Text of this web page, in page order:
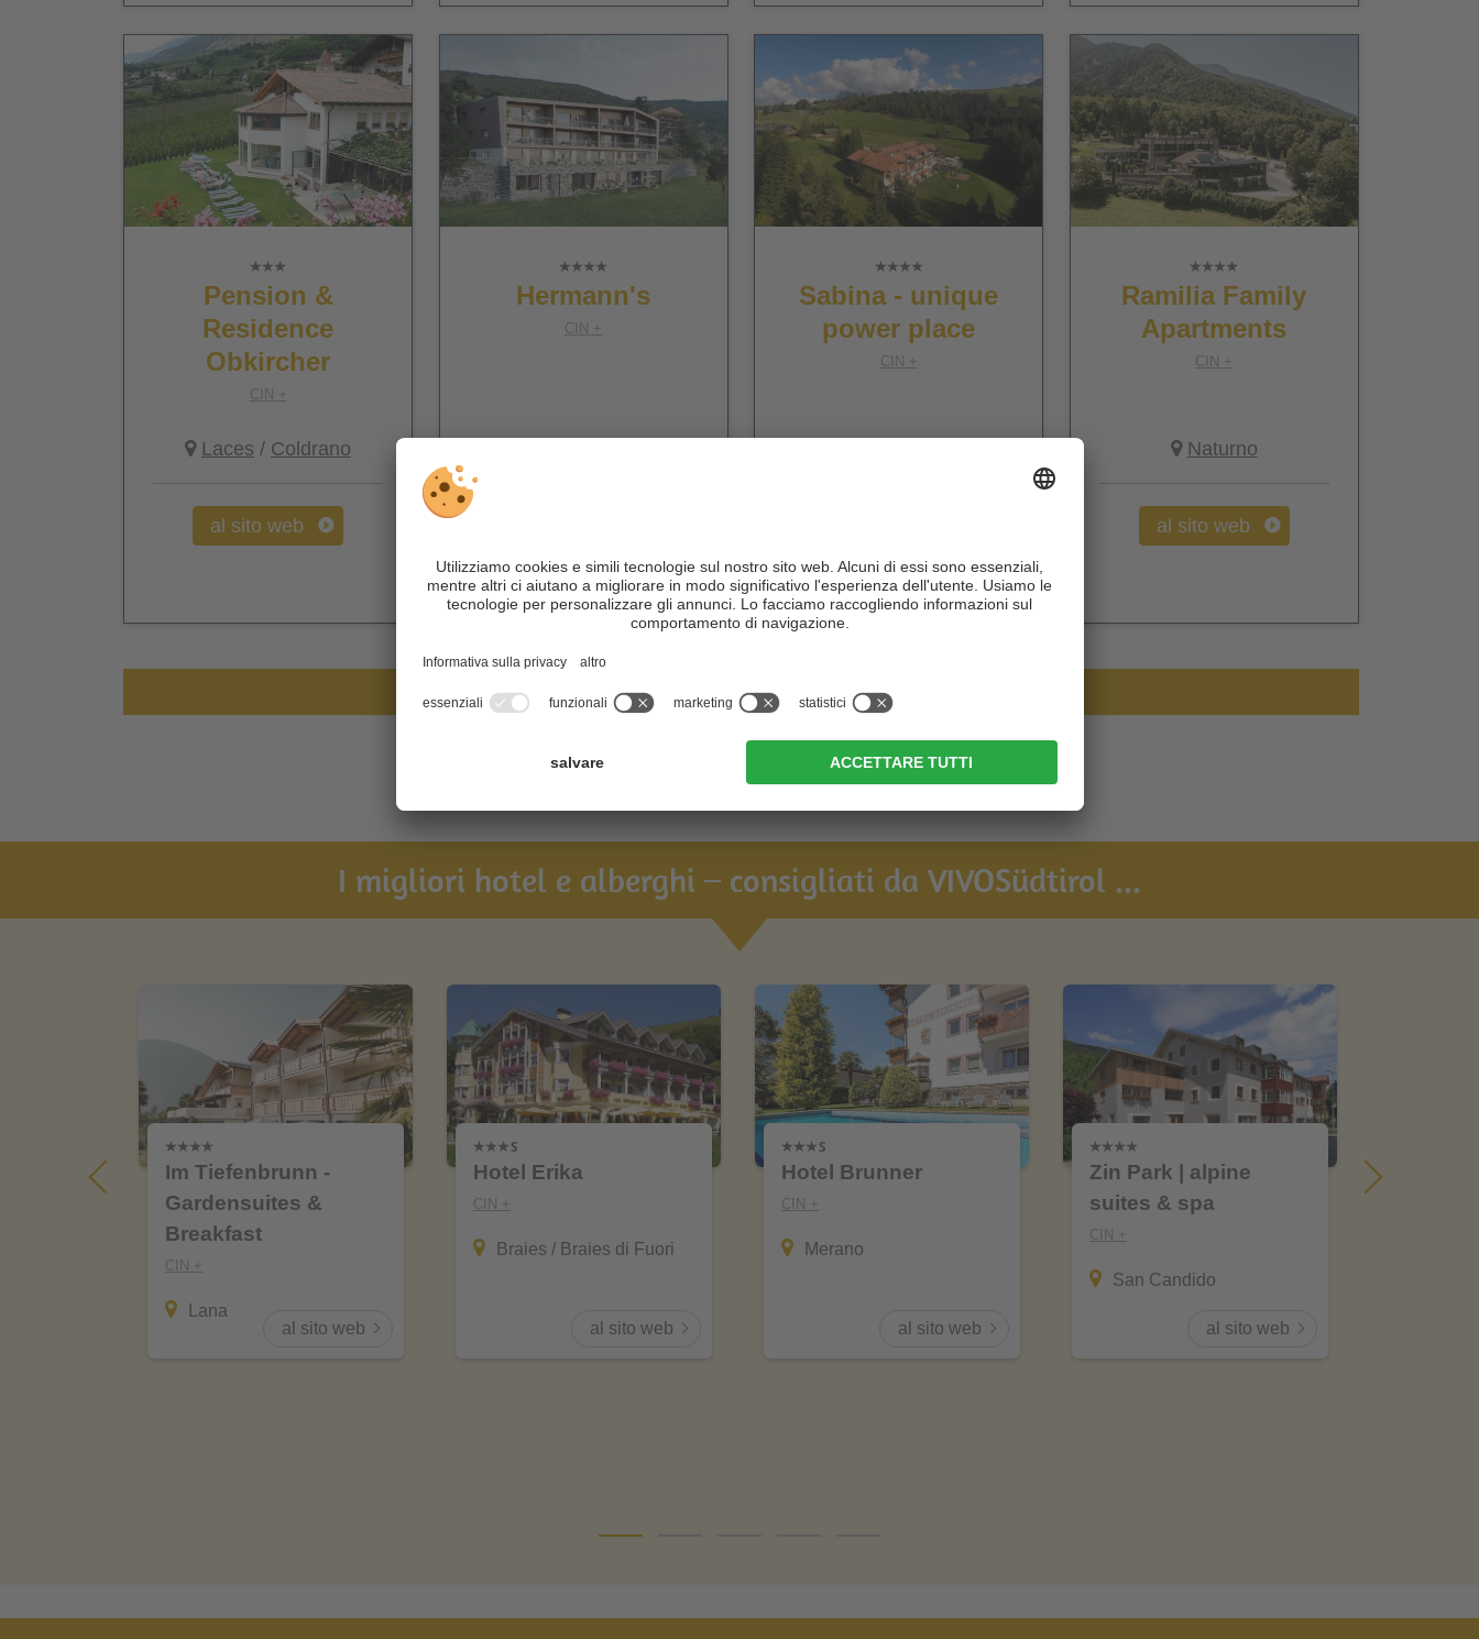
Pension &
Residence
Obkircher
CIN +
Laces / Coldrano
al sito web
Hermann's
CIN +
Sabina - unique
power place
CIN +
Ramilia Family
Apartments
CIN +
Naturno
al sito web
visualizza ulteriori alloggi
I migliori hotel e alberghi – consigliati da VIVOSüdtirol ...
Im Tiefenbrunn -
Gardensuites &
Breakfast
CIN +
Lana
al sito web
Hotel Erika
CIN +
Braies / Braies di Fuori
al sito web
Hotel Brunner
CIN +
Merano
al sito web
Zin Park | alpine
suites & spa
CIN +
San Candido
al sito web